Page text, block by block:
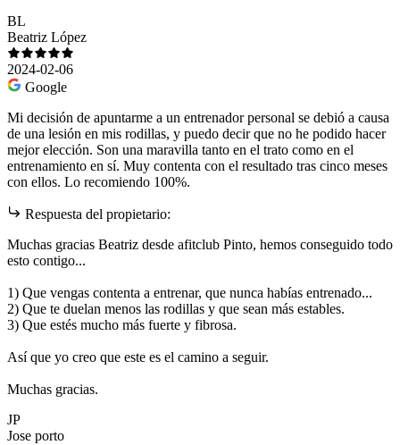
BL
Beatriz López
2024-02-06
Google
Mi decisión de apuntarme a un entrenador personal se debió a causa
de una lesión en mis rodillas, y puedo decir que no he podido hacer
mejor elección. Son una maravilla tanto en el trato como en el
entrenamiento en sí. Muy contenta con el resultado tras cinco meses
con ellos. Lo recomiendo 100%.
Respuesta del propietario:
Muchas gracias Beatriz desde afitclub Pinto, hemos conseguido todo
esto contigo...
1) Que vengas contenta a entrenar, que nunca habías entrenado...
2) Que te duelan menos las rodillas y que sean más estables.
3) Que estés mucho más fuerte y fibrosa.
Así que yo creo que este es el camino a seguir.
Muchas gracias.
JP
Jose porto